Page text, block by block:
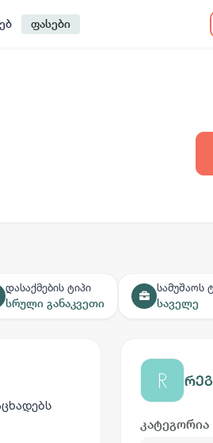
ფასები
დასაქმების ტიპი
სრული განაკვეთი
სამუშაოს
საველე
კატეგორია